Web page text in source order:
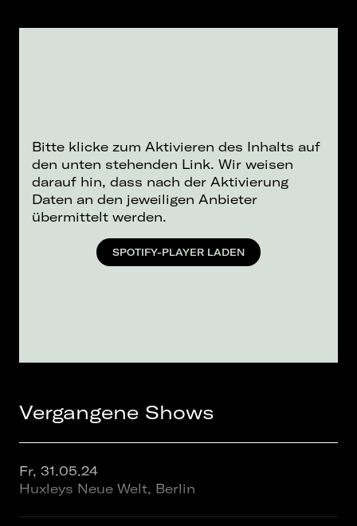
Bitte klicke zum Aktivieren des Inhalts auf
den unten stehenden Link. Wir weisen
darauf hin, dass nach der Aktivierung
Daten an den jeweiligen Anbieter
übermittelt werden.
SPOTIFY-PLAYER LADEN
Vergangene Shows
Fr, 31.05.24
Huxleys Neue Welt, Berlin